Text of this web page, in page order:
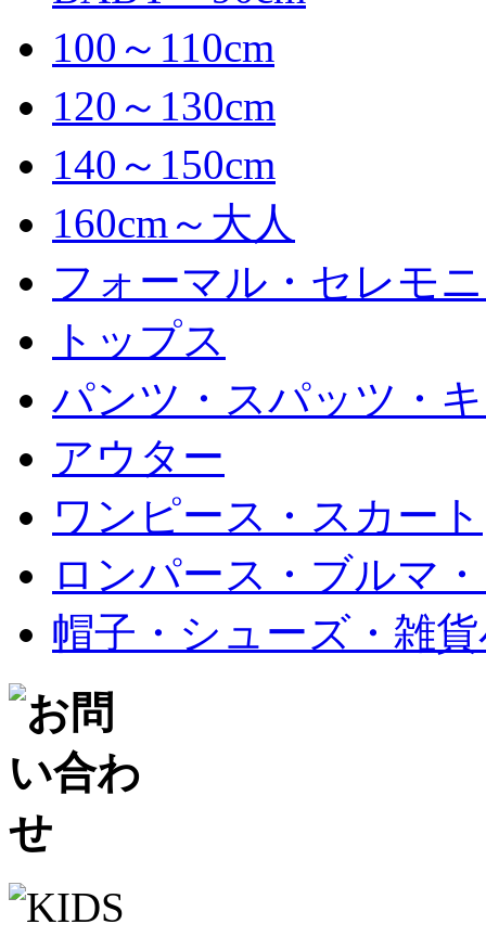
100～110cm
120～130cm
140～150cm
160cm～大人
フォーマル・セレモ
トップス
パンツ・スパッツ・
アウター
ワンピース・スカート
ロンパース・ブルマ
帽子・シューズ・雑